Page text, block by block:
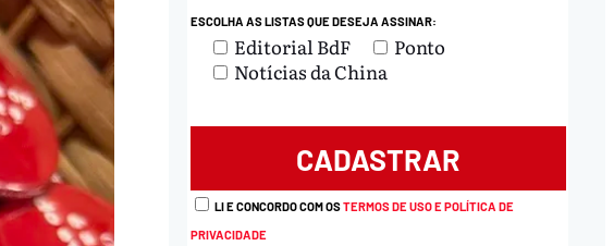
ESCOLHA AS LISTAS QUE DESEJA ASSINAR:
Editorial BdF
Ponto
Notícias da China
LI E CONCORDO COM OSTERMOS DE USO E POLÍTICA DE
PRIVACIDADE